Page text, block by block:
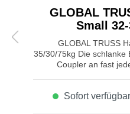
GLOBAL
Small
GLOBAL TRUSS
35/30/75kg Die schlanke
Coupler an fast
32-35mm Gurtrohr
Sofort